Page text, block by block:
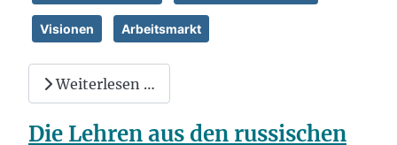
Visionen Arbeitsmarkt
Weiterlesen …
Die Lehren aus den russischen